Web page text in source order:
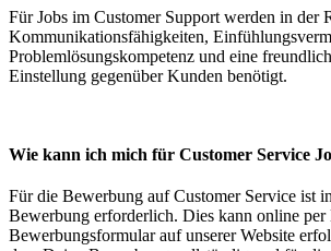
Für Jobs im Customer Support werden in der
Kommunikationsfähigkeiten,
Problemlösungskompetenz und eine
Einstellung gegenüber Kunden benötigt.
Wie kann ich mich für Customer Service
Für die Bewerbung auf Customer Service ist
Bewerbung erforderlich. Dies kann online per
Bewerbungsformular auf unserer Website